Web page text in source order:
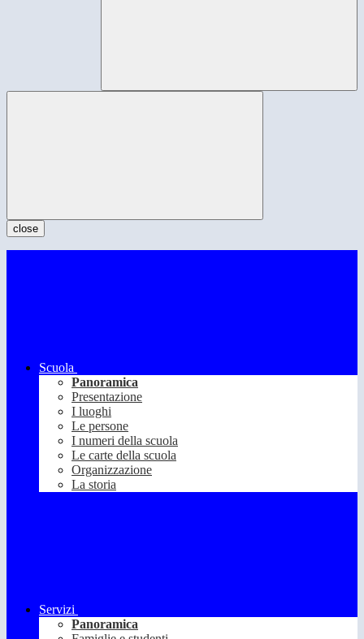
close
Scuola
Panoramica
Presentazione
I luoghi
Le persone
I numeri della scuola
Le carte della scuola
Organizzazione
La storia
Servizi
Panoramica